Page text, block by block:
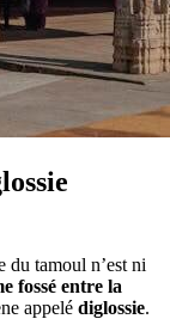
du tamoul n’est ni
fossé entre la
appelé diglossie.